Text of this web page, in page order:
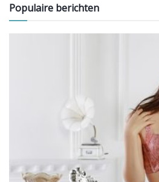
Populaire berichten